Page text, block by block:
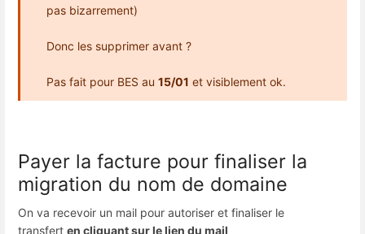
pas bizarrement)
Donc les supprimer avant ?
Pas fait pour BES au 15/01 et visiblement ok.
Payer la facture pour finaliser la
migration du nom de domaine
On va recevoir un mail pour autoriser et finaliser le
transfert en cliquant sur le lien du mail